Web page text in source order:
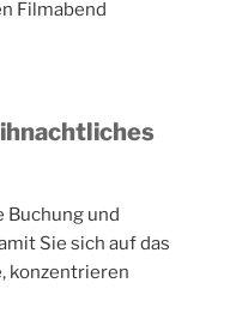
Filmabend
Buchung und
Sie sich auf das
konzentrieren